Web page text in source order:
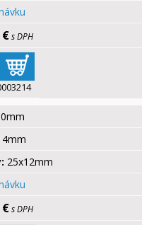
€s DPH
4mm
25x12mm
€s DPH